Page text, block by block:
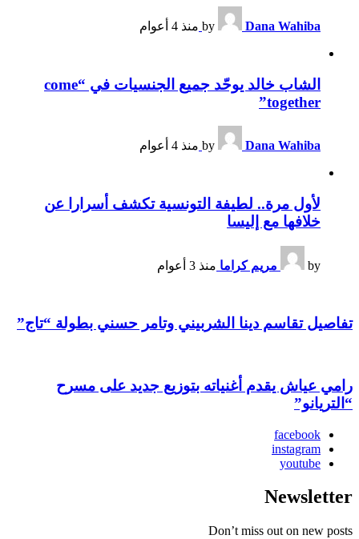
by Dana Wahiba منذ 4 أعوام
الشاب خالد يوحّد جميع الجنسيات في “come
together”
by Dana Wahiba منذ 4 أعوام
لأول مرة.. لطيفة التونسية تكشف أسرارا عن
خلافها مع إليسا
by مريم كراما منذ 3 أعوام
تفاصيل تقاسم دينا الشربيني وتامر حسني بطولة “تاج”
رامي عياش يقدم أغنياته بتوزيع جديد على مسرح
“التريانو”
facebook
instagram
youtube
Newsletter
Don’t miss out on new posts